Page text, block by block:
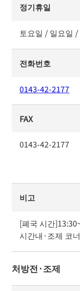
정기휴일
토요일 / 일요일 /
전화번호
0143-42-2177
FAX
0143-42-2177
비고
[폐국 시간
시간내·조제 코
처방전·조제